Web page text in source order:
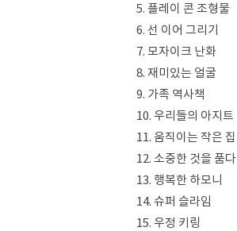
5. 플레이 콘 조형물
6. 선 이어 그리기
7. 모자이크 난화
8. 재미있는 얼굴
9. 가족 역사책
10. 우리들의 아지트
11. 움직이는 작은 집
12. 소중한 것을 품다
13. 행복한 하모니
14. 슈퍼 슬라임
15. 우정 키링